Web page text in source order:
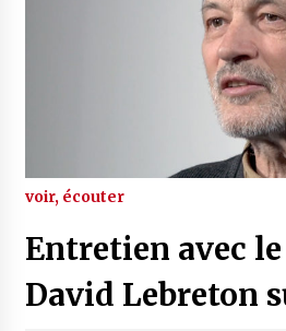
voir, écouter
Entretien avec
David Lebreton